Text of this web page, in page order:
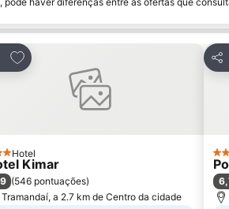
Adicionar aos favoritos
Hotel
Kimar
(546 pontuações)
Tramandaí, a 2.7 km de Centro da cidade
2